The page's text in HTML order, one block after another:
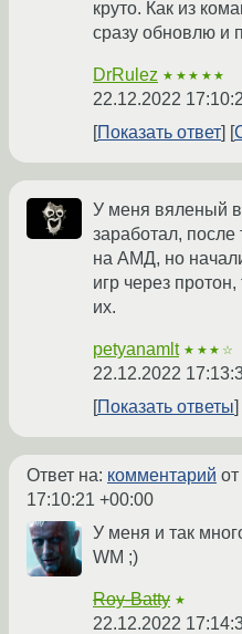
круто. Как из
сразу обновлю и
DrRulez ★★★★★
22.12.2022
Показать ответ
У меня вяленый в
заработал,
на АМД, но
игр через
их.
petyanamlt ★★★☆
22.12.2022
Показать ответы
Ответ на: комментарий
17:10:21 +00:00
У меня и так
WM ;)
Roy-Batty ★
22.12.2022